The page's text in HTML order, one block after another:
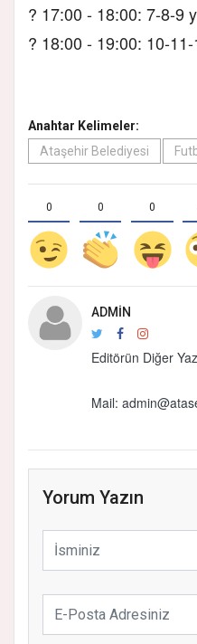
? 17:00 - 18:00: 7-8-9
? 18:00 - 19:00: 10-11-
Anahtar Kelimeler:
Ataşehir Belediyesi
0 0 0
ADMIN
Editörün Diğer
Mail:
Yorum Yazın